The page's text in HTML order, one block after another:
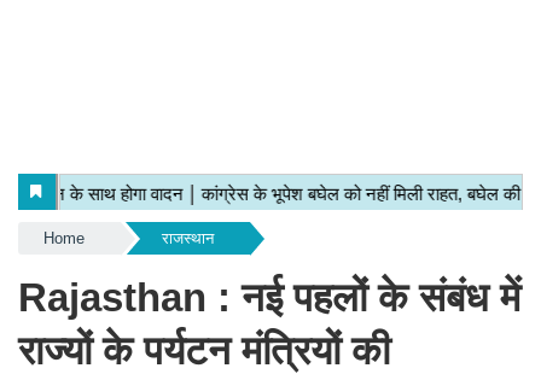
Home राजस्थान
Rajasthan : नई पहलों के संबंध में
राज्यों के पर्यटन मंत्रियों की